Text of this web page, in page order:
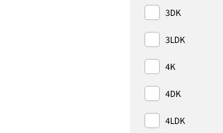
3DK
3LDK
4K
4DK
4LDK